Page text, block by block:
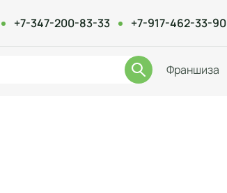
+7-347-200-83-33 +7-917-462-33-90
Франшиза